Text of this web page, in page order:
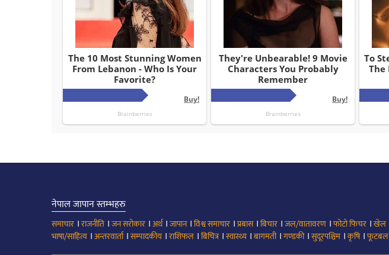
नेपाल जापान स्तम्भहरु
समाचार ।राजनीति ।जन सरोकार ।अर्थ।जापान।विश्व समाचार ।प्रबास।बिचार ।जल/वातावरण ।फोटो फिचर ।खेल
भाषा/साहित्य ।अन्तरवार्ता।सम्पादकीय ।राशिफल ।बिचित्र।स्वास्थ्य ।बागमती।गण्डकी।सुदूरपश्चिम ।कृषि।फूटबल